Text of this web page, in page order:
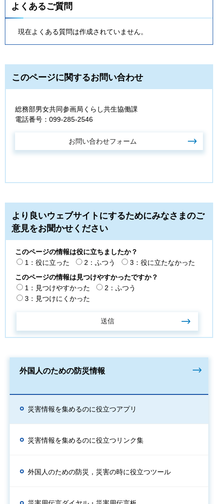
よくあるご質問
現在よくある質問は作成されていません。
このページに関するお問い合わせ
総務部男女共同参画局くらし共生協働課
電話番号：099-285-2546
より良いウェブサイトにするためにみなさまのご
意見をお聞かせください
このページの情報は役に立ちましたか？
1：役に立った
2：ふつう
3：役に立たなかった
このページの情報は見つけやすかったですか？
1：見つけやすかった
2：ふつう
3：見つけにくかった
外国人のための防災情報
災害情報を集めるのに役立つアプリ
災害情報を集めるのに役立つリンク集
外国人のための防災，災害の時に役立つツール